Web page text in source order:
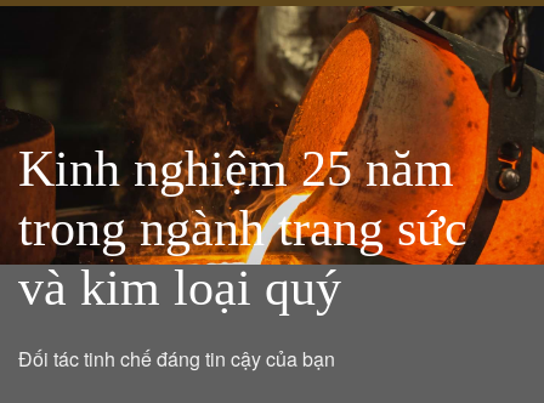
Kinh nghiệm 25 năm
trong ngành trang sức
và kim loại quý
Đối tác tinh chế đáng tin cậy của bạn